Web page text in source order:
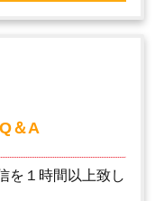
＆A
を１時間以上致し